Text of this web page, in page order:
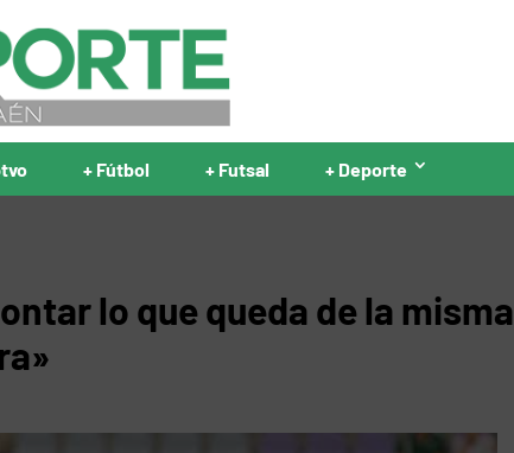
+ Fútbol + Futsal + Deporte
lo que queda de la misma